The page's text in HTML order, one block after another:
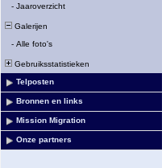
- Jaaroverzicht
Galerijen
- Alle foto's
Gebruiksstatistieken
Telposten
Bronnen en links
Mission Migration
Onze partners